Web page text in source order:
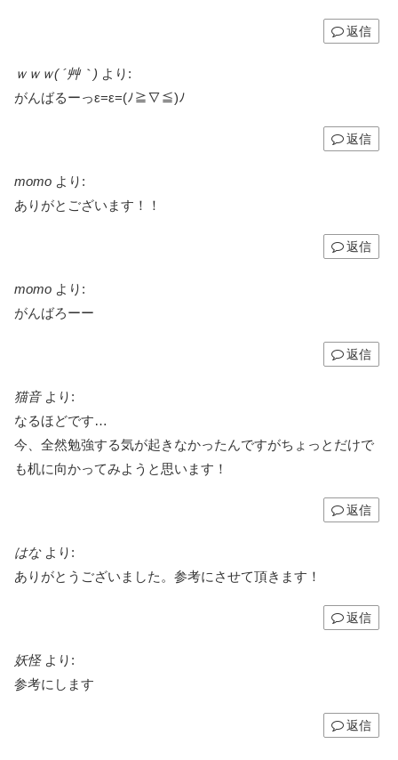
返信
ｗｗｗ( ´艸｀) より:
がんばるーっε=ε=(ﾉ≧∇≦)ﾉ
返信
momo より:
ありがとございます！！
返信
momo より:
がんばろーー
返信
猫音 より:
なるほどです…
今、全然勉強する気が起きなかったんですがちょっとだけで
も机に向かってみようと思います！
返信
はな より:
ありがとうございました。参考にさせて頂きます！
返信
妖怪 より:
参考にします
返信